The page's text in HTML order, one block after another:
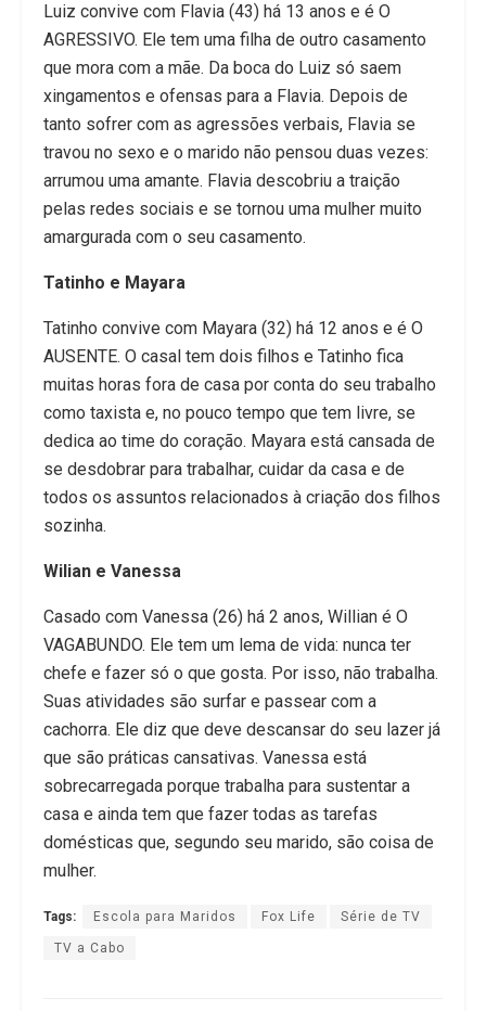
Luiz convive com Flavia (43) há 13 anos e é O
AGRESSIVO. Ele tem uma filha de outro casamento
que mora com a mãe. Da boca do Luiz só saem
xingamentos e ofensas para a Flavia. Depois de
tanto sofrer com as agressões verbais, Flavia se
travou no sexo e o marido não pensou duas vezes:
arrumou uma amante. Flavia descobriu a traição
pelas redes sociais e se tornou uma mulher muito
amargurada com o seu casamento.
Tatinho e Mayara
Tatinho convive com Mayara (32) há 12 anos e é O
AUSENTE. O casal tem dois filhos e Tatinho fica
muitas horas fora de casa por conta do seu trabalho
como taxista e, no pouco tempo que tem livre, se
dedica ao time do coração. Mayara está cansada de
se desdobrar para trabalhar, cuidar da casa e de
todos os assuntos relacionados à criação dos filhos
sozinha.
Wilian e Vanessa
Casado com Vanessa (26) há 2 anos, Willian é O
VAGABUNDO. Ele tem um lema de vida: nunca ter
chefe e fazer só o que gosta. Por isso, não trabalha.
Suas atividades são surfar e passear com a
cachorra. Ele diz que deve descansar do seu lazer já
que são práticas cansativas. Vanessa está
sobrecarregada porque trabalha para sustentar a
casa e ainda tem que fazer todas as tarefas
domésticas que, segundo seu marido, são coisa de
mulher.
Tags: Escola para Maridos Fox Life Série de TV
TV a Cabo